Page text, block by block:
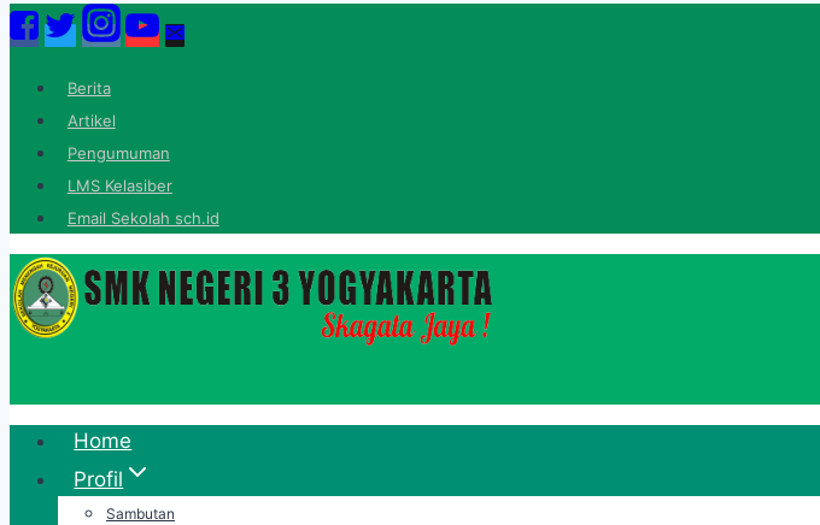
Skip
to
contentBerita
Artikel
Pengumuman
LMS Kelasiber
Email Sekolah sch.id
Home
Profil
Sambutan